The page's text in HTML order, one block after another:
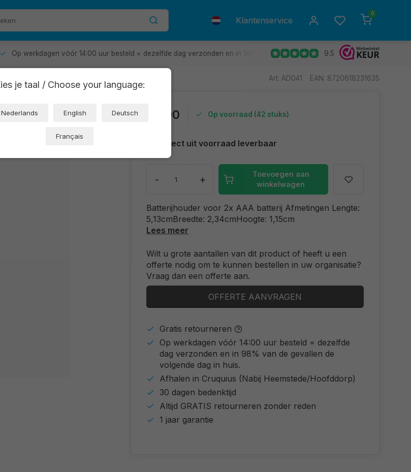
Klantenservice
0
Op werkdagen vóór 14:00 uur besteld = dezelfde dag verzonden en in 98% van de gevallen de volgende dag in huis.
9.5
Art: AD041 EAN: 8720618231635
€0,90 Op voorraad (42 stuks)
Direct uit voorraad leverbaar
- +
Toevoegen aan
winkelwagen
Batterijhouder voor 2x AAA batterij Afmetingen Lengte:
5,13cmBreedte: 2,34cmHoogte: 1,15cm
Lees meer
Wilt u grote aantallen van dit product of heeft u een
offerte nodig om te kunnen bestellen in uw organisatie?
Vraag dan een offerte aan.
OFFERTE AANVRAGEN
Gratis retourneren
Op werkdagen vóór 14:00 uur besteld = dezelfde
dag verzonden en in 98% van de gevallen de
volgende dag in huis.
Afhalen in Cruquius (Nabij Heemstede/Hoofddorp)
30 dagen bedenktijd
Altijd GRATIS retourneren zonder reden
1 jaar garantie
je taal / Choose your language:
Nederlands English Deutsch
Français